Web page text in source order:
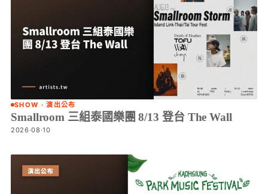
SHOW · 演出公布
Smallroom 三組泰國樂團 8/13 登台 The Wall
2026·08·10